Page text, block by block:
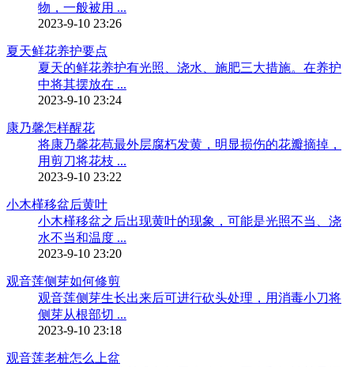
物，一般被用 ...
2023-9-10 23:26
夏天鲜花养护要点
夏天的鲜花养护有光照、浇水、施肥三大措施。在养护
中将其摆放在 ...
2023-9-10 23:24
康乃馨怎样醒花
将康乃馨花苞最外层腐朽发黄，明显损伤的花瓣摘掉，
用剪刀将花枝 ...
2023-9-10 23:22
小木槿移盆后黄叶
小木槿移盆之后出现黄叶的现象，可能是光照不当、浇
水不当和温度 ...
2023-9-10 23:20
观音莲侧芽如何修剪
观音莲侧芽生长出来后可进行砍头处理，用消毒小刀将
侧芽从根部切 ...
2023-9-10 23:18
观音莲老桩怎么上盆